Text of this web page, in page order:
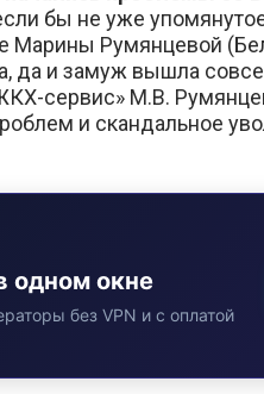
бы не уже
Марины Румянцевой
да и замуж вышла
сервис» М.В.
и скандальное
одном окне
без VPN и с оплатой